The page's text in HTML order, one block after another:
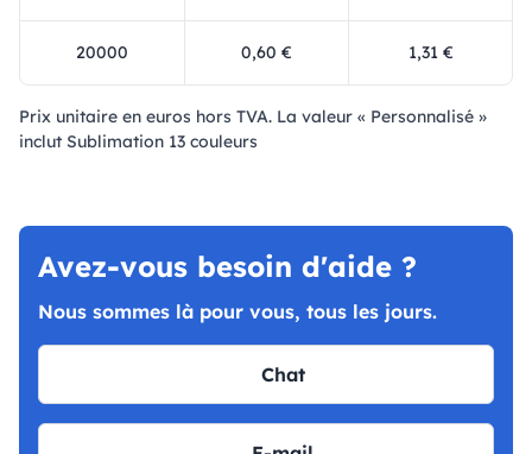
20000 0,60 € 1,31 €
Prix ​​unitaire en euros hors TVA. La valeur « Personnalisé »
inclut Sublimation 13 couleurs
Avez-vous besoin d'aide ?
Nous sommes là pour vous, tous les jours.
Chat